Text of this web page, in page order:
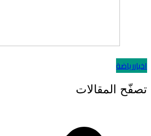
اخباررياضة
تصفّح المقالات